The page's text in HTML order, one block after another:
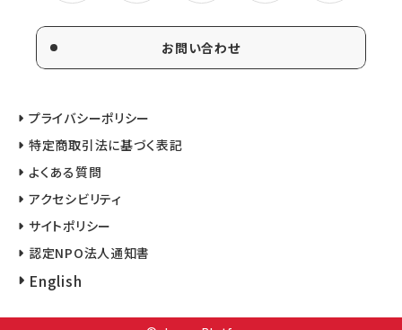
お問い合わせ
プライバシーポリシー
特定商取引法に基づく表記
よくある質問
アクセシビリティ
サイトポリシー
認定NPO法人通知書
English